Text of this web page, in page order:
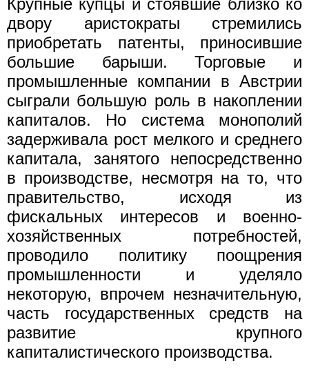
двору аристократы стремились
приобретать патенты, приносившие
большие барыши. Торговые и
промышленные компании в Австрии
сыграли большую роль в накоплении
капиталов. Но система монополий
задерживала рост мелкого и среднего
капитала, занятого непосредственно
в производстве, несмотря на то, что
правительство, исходя из
фискальных интересов и военно-
хозяйственных потребностей,
проводило политику поощрения
промышленности и уделяло
некоторую, впрочем незначительную,
часть государственных средств на
развитие крупного
капиталистического производства.